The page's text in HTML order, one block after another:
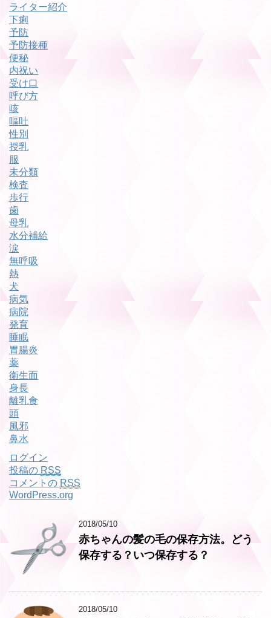
ライター紹介
下痢
予防
予防接種
便秘
内祝い
受け口
呼び方
咳
嘔吐
性別
授乳
服
未分類
検査
歩行
歯
母乳
水分補給
涙
無呼吸
熱
犬
病気
病院
発育
睡眠
胃腸炎
薬
衛生面
身長
離乳食
頭
風邪
鼻水
ログイン
投稿の RSS
コメントの RSS
WordPress.org
2018/05/10
赤ちゃんの髪の毛の保存方法。どう
保存する？いつ保存する？
2018/05/10